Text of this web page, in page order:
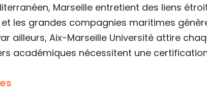
Marseille entretient des liens
les grandes compagnies maritimes
ailleurs, Aix-Marseille Université attire
académiques nécessitent une